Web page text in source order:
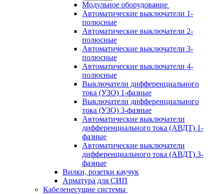
Модульное оборудование
Автоматические выключатели 1-
полюсные
Автоматические выключатели 2-
полюсные
Автоматические выключатели 3-
полюсные
Автоматические выключатели 4-
полюсные
Выключатели дифференциального
тока (УЗО) 1-фазные
Выключатели дифференциального
тока (УЗО) 3-фазные
Автоматические выключатели
дифференциального тока (АВДТ) 1-
фазные
Автоматические выключатели
дифференциального тока (АВДТ) 3-
фазные
Вилки, розетки каучук
Арматура для СИП
Кабеленесущие системы